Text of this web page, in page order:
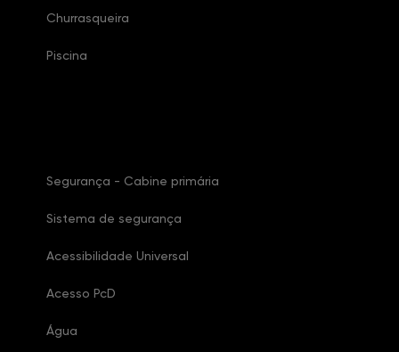
Churrasqueira
Piscina
Segurança - Cabine primária
Sistema de segurança
Acessibilidade Universal
Acesso PcD
Água